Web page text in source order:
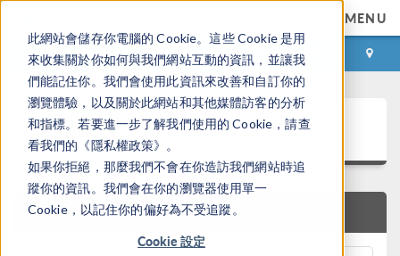
此網站會儲存你電腦的 Cookie。這些 Cookie 是用
來收集關於你如何與我們網站互動的資訊，並讓我
們能記住你。我們會使用此資訊來改善和自訂你的
瀏覽體驗，以及關於此網站和其他媒體訪客的分析
和指標。若要進一步了解我們使用的 Cookie，請查
看我們的《隱私權政策》。
如果你拒絕，那麼我們不會在你造訪我們網站時追
蹤你的資訊。我們會在你的瀏覽器使用單一
Cookie，以記住你的偏好為不受追蹤。
Cookie 設定
MENU
登录 咨询与购买
案例下载
快速搜索